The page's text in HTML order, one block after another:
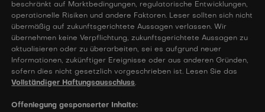
beschränkt auf Marktbedingungen, regulatorische Entwicklungen,
operationelle Risiken und andere Faktoren. Leser sollten sich nicht
übermäßig auf zukunftsgerichtete Aussagen verlassen. Wir
übernehmen keine Verpflichtung, zukunftsgerichtete Aussagen zu
aktualisieren oder zu überarbeiten, sei es aufgrund neuer
Informationen, zukünftiger Ereignisse oder aus anderen Gründen,
sofern dies nicht gesetzlich vorgeschrieben ist. Lesen Sie das
Vollständiger Haftungsausschluss.
Offenlegung gesponserter Inhalte: